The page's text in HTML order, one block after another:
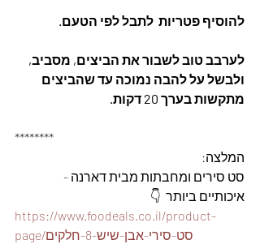
להוסיף פטריות  לתבל לפי הטעם.
לערבב טוב לשבור את הביצים, מסביב,
ולבשל על להבה נמוכה עד שהביצים
מתקשות בערך 20 דקות.
********
המלצה:
סט סירים ומחבתות מבית דארנה -
איכותיים ביותר  👇
https://www.foodeals.co.il/product-
page/סט-סירי-אבן-שיש-8-חלקים